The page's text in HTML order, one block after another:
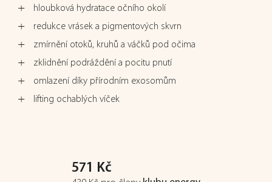
hloubková hydratace očního okolí
redukce vrásek a pigmentových skvrn
zmírnění otoků, kruhů a váčků pod očima
zklidnění podráždění a pocitu pnutí
omlazení díky přírodním exosomům
lifting ochablých víček
571 Kč